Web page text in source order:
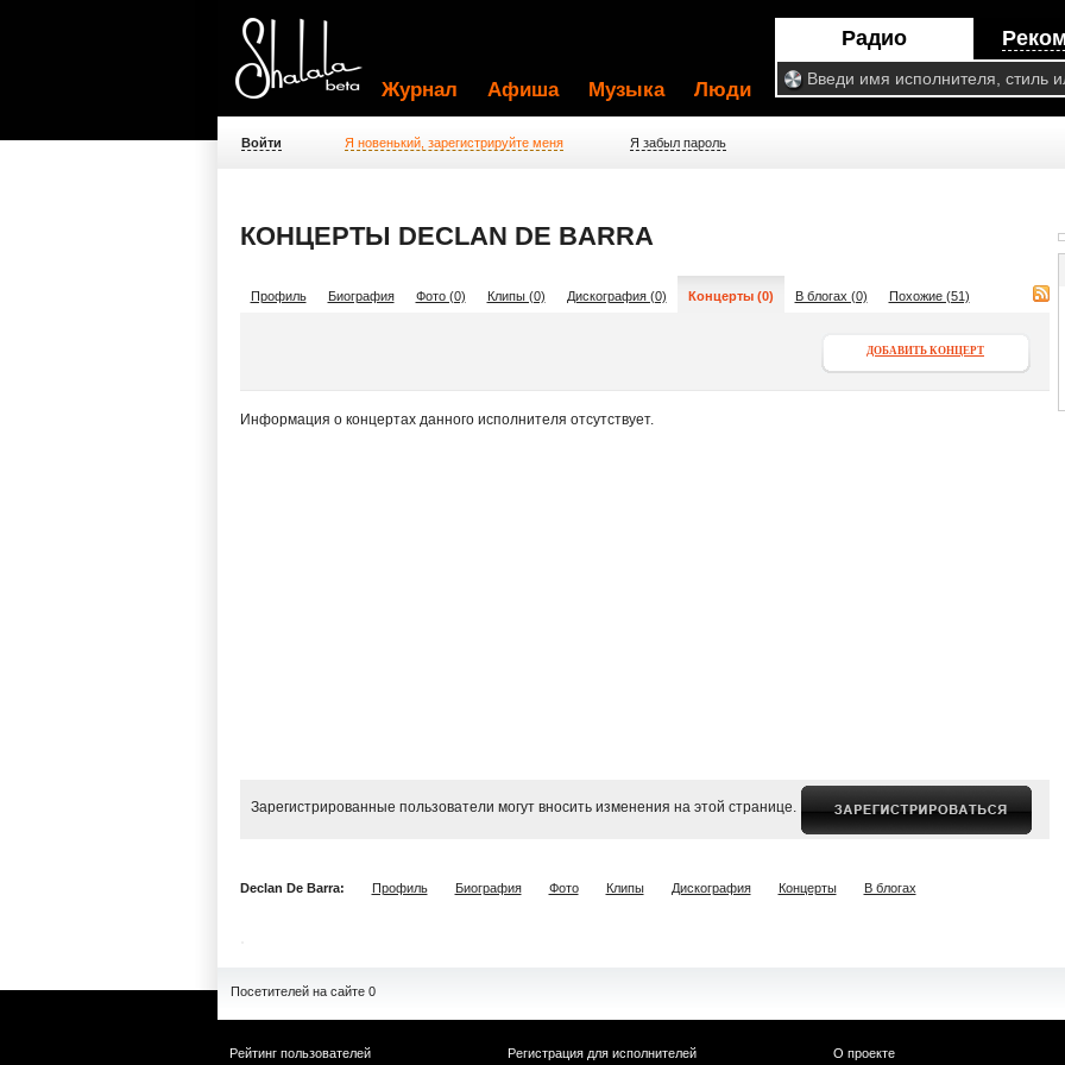
Радио
Журнал Афиша Музыка Люди
Войти Я новенький, зарегистрируйте меня Я забыл пароль
КОНЦЕРТЫ DECLAN DE BARRA
Профиль Биография Фото (0) Клипы (0) Дискография (0) Концерты (0) В блогах (0) Похожие (51)
ДОБАВИТЬ КОНЦЕРТ
Информация о концертах данного исполнителя отсутствует.
Зарегистрированные пользователи могут вносить изменения на этой странице.
Declan De Barra: Профиль Биография Фото Клипы Дискография Концерты В блогах
Посетителей на сайте 0
Рейтинг пользователей
Регистрация для исполнителей
О проекте